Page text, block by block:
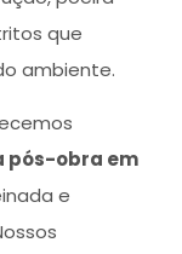
que
ambiente.
pós-obra em
e